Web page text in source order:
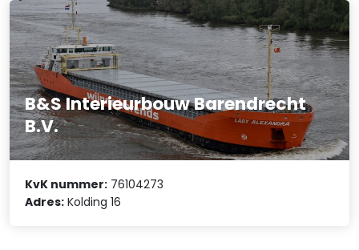
B&S Interieurbouw Barendrecht
B.V.
KvK nummer: 76104273
Adres: Kolding 16